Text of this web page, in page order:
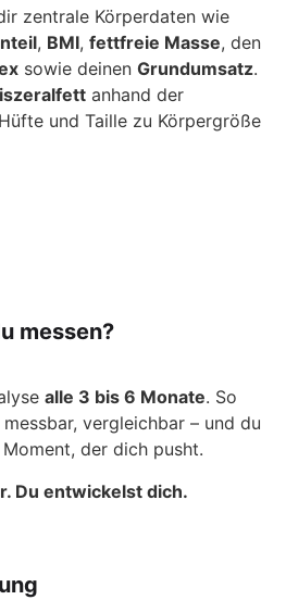
zentrale Körperdaten wie
, BMI, fettfreie Masse, den
sowie deinen Grundumsatz.
anhand der
und Taille zu Körpergröße
messen?
alle 3 bis 6 Monate. So
vergleichbar – und du
der dich pusht.
Du entwickelst dich.